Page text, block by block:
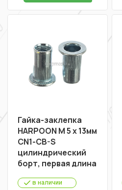
Гайка-заклепка
HARPOON М 5 х 13мм
CN1-CB-S
цилиндрический
борт, первая длина
в наличии